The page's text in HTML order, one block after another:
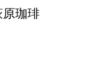
珈琲